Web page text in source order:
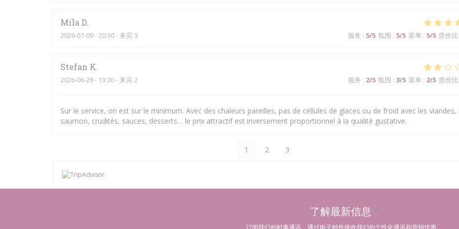
Mila D
2026-07-09- 20:30 - 来宾 3 服务 : 5/5 氛围 : 5/5 菜单 : 5/5 质价比
Stefan K
2026-06-28- 13:30 - 来宾 2 服务 : 2/5 氛围 : 3/5 菜单 : 2/5 质价比
Sur le service, on est sur le minimum. Avec des chaleurs pareilles, pas de cellules de glaces ou de froid avec les viandes,
saumon, crudités, sauces, desserts… le prix attractif est inversement proportionnel à la qualité gustative.
1 2 3
了解最新信息 *